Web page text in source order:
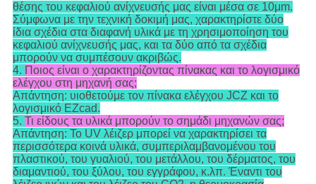
θέσης του κεφαλιού ανίχνευσής μας είναι μέσα σε 10μm.
Σύμφωνα με την τεχνική δοκιμή μας, χαρακτηρίστε δύο
ίδια σχέδια στα διαφανή υλικά με τη χρησιμοποίηση του
κεφαλιού ανίχνευσής μας, και τα δύο από τα σχέδια
μπορούν να συμπέσουν ακριβώς.
4. Ποιος είναι ο χαρακτηρίζοντας πίνακας και το λογισμικό
ελέγχου στη μηχανή σας;
Απάντηση: υιοθετούμε τον πίνακα ελέγχου JCZ και το
λογισμικό EZcad.
5. Τι είδους τα υλικά μπορούν το σημάδι μηχανών σας;
Απάντηση: Το UV λέιζερ μπορεί να χαρακτηρίσει τα
περισσότερα κοινά υλικά, συμπεριλαμβανομένου του
πλαστικού, του γυαλιού, του μετάλλου, του δέρματος, του
διαμαντιού, του ξύλου, του εγγράφου, κ.λπ. Έναντι του